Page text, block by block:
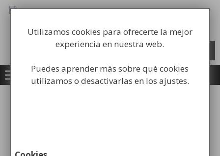
Saltar
contenido
equipamiento para la higiene industrial
Búsqueda
Utilizamos cookies para ofrecerte la mejor
experiencia en nuestra web.
Puedes aprender más sobre qué cookies
utilizamos o desactivarlas en los ajustes.